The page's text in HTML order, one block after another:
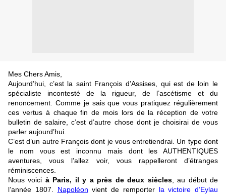
Mes Chers Amis,
Aujourd’hui, c’est la saint François d’Assises, qui est de loin le
spécialiste incontesté de la rigueur, de l’ascétisme et du
renoncement. Comme je sais que vous pratiquez régulièrement
ces vertus à chaque fin de mois lors de la réception de votre
bulletin de salaire, c’est d’autre chose dont je choisirai de vous
parler aujourd’hui.
C’est d’un autre François dont je vous entretiendrai. Un type dont
le nom vous est inconnu mais dont les AUTHENTIQUES
aventures, vous l’allez voir, vous rappelleront d’étranges
réminiscences.
Nous voici à Paris, il y a près de deux siècles, au début de
l’année 1807. Napoléon vient de remporter la victoire d’Eylau